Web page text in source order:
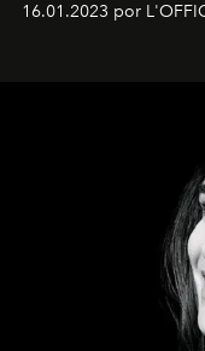
16.01.2023 por